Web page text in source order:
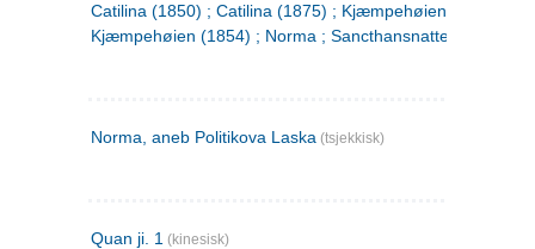
Catilina (1850) ; Catilina (1875) ; Kjæmpehøien (1850) ;
Kjæmpehøien (1854) ; Norma ; Sancthansnatten
Norma, aneb Politikova Laska (tsjekkisk)
Quan ji. 1 (kinesisk)